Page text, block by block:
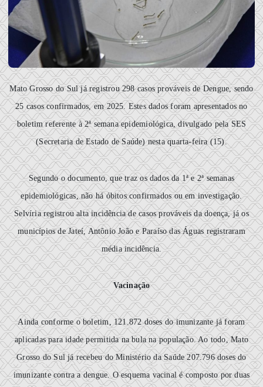
Mato Grosso do Sul já registrou 298 casos prováveis de Dengue, sendo
25 casos confirmados, em 2025. Estes dados foram apresentados no
boletim referente à 2ª semana epidemiológica, divulgado pela SES
(Secretaria de Estado de Saúde) nesta quarta-feira (15).
Segundo o documento, que traz os dados da 1ª e 2ª semanas
epidemiológicas, não há óbitos confirmados ou em investigação.
Selvíria registrou alta incidência de casos prováveis da doença, já os
municípios de Jateí, Antônio João e Paraíso das Águas registraram
média incidência.
Vacinação
Ainda conforme o boletim, 121.872 doses do imunizante já foram
aplicadas para idade permitida na bula na população. Ao todo, Mato
Grosso do Sul já recebeu do Ministério da Saúde 207.796 doses do
imunizante contra a dengue. O esquema vacinal é composto por duas